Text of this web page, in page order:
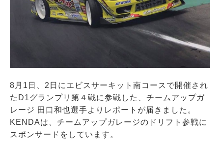
8月1日、2日にエビスサーキット南コースで開催され
たD1グランプリ第４戦に参戦した、チームアップガ
レージ 田口和也選手よりレポートが届きました。
KENDAは、チームアップガレージのドリフト参戦に
スポンサードをしています。